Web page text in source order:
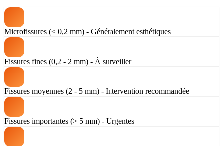
Microfissures (< 0,2 mm) - Généralement esthétiques
Fissures fines (0,2 - 2 mm) - À surveiller
Fissures moyennes (2 - 5 mm) - Intervention recommandée
Fissures importantes (> 5 mm) - Urgentes